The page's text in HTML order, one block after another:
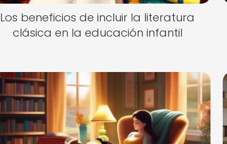
Los beneficios de incluir la literatura
clásica en la educación infantil